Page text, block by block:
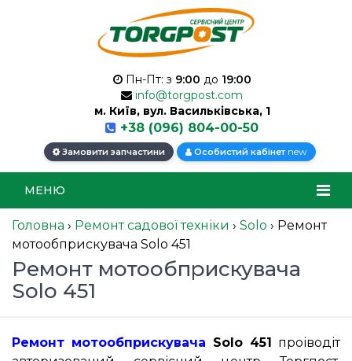
Пн-Пт: з 9:00 до 19:00
info@torgpost.com
м. Київ, вул. Васильківська, 1
+38 (096) 804-00-50
Замовити запчастини Особистий кабінет new
МЕНЮ
Головна › Ремонт садової техніки › Solo › Ремонт
мотообприскувача Solo 451
Ремонт мотообприскувача
Solo 451
Ремонт мотообприскувача Solo 451 проіводіт